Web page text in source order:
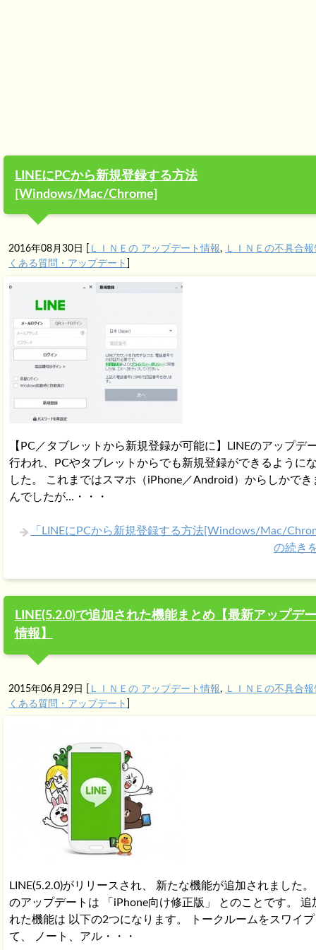
LINEにPCから新規登録する方法
[Windows/Mac/Chrome]
2016年08月30日 ＬＩＮＥの アップデート情報, ＬＩＮＥの不具合
くある質問・アップデート
【PC／タブレットから新規登録が可能に】LINEのアップデ
行われ、PCやタブレットからでも新規登録ができるように
した。 これまではスマホ（iPhone／Android）からしかでき
んでしたが…・・・
「LINEにPCから新規登録する方法[Windows/Mac/
の続き
LINE(5.2.0)で追加された機能まとめ【最新アップデ
情報】
2015年06月29日 ＬＩＮＥの アップデート情報, ＬＩＮＥの不具合
くある質問・アップデート
LINE(5.2.0)がリリースされ、 新たな機能が追加されました
のアップデートは 「iPhone向け修正版」 とのことです。 追
れた機能は 以下の2つになります。 トークルームをスワイ
て、 ノート、アル・・・